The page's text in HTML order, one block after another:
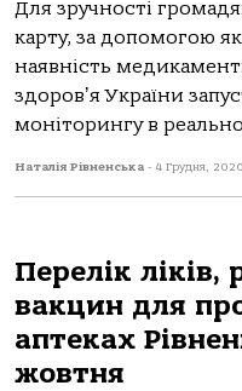
Для зручності
карту, за допомогою
наявність
здоровʼя України
моніторингу в
Наталія Рівненська - 4 Грудня, 2020
Перелік ліків,
вакцин для
аптеках
жовтня